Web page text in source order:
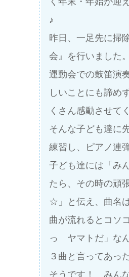
♪
昨日、一足先に掃
会』を行いました
運動会での鼓笛演
しいことにも諦め
くさん感動させて
そんな子ども達に
練習し、ピアノ連
子ども達には「み
たら、その時の頑
☆」と伝え、曲名
曲が流れるとコソ
っ ヤマトだ」な
３曲と言ってあっ
そうです！ みん